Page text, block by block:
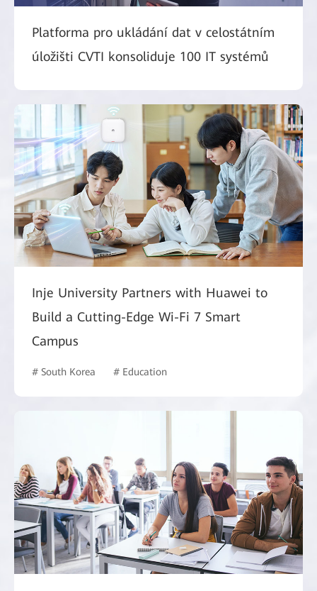
Platforma pro ukládání dat v celostátním
úložišti CVTI konsoliduje 100 IT systémů
Inje University Partners with Huawei to
Build a Cutting-Edge Wi-Fi 7 Smart
Campus
# South Korea # Education